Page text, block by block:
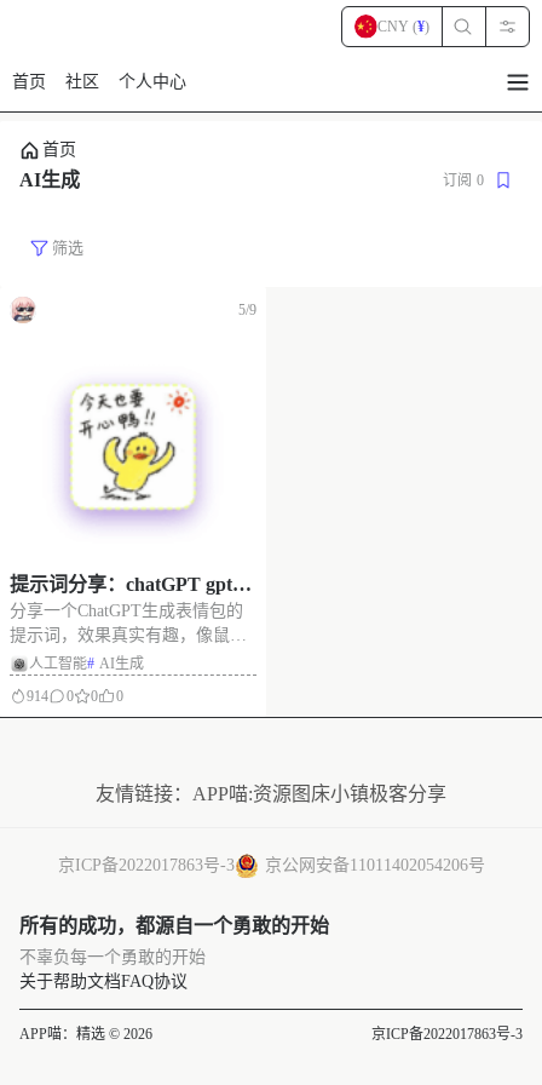
首页 社区 个人中心
CNY (¥)
首页
AI生成 订阅 0
筛选
5/9
提示词分享：chatGPT gpt-i
mage2表情包提示词
分享一个ChatGPT生成表情包的
提示词，效果真实有趣，像鼠标
乱画的手写风格，适合聊天使
人工智能# AI生成
914
0 0 0
友情链接： APP喵:资源 图床小镇极客分享
京ICP备2022017863号-3 京公网安备11011402054206号
所有的成功，都源自一个勇敢的开始
不辜负每一个勇敢的开始
关于帮助文档FAQ协议
APP喵：精选 © 2026 京ICP备2022017863号-3